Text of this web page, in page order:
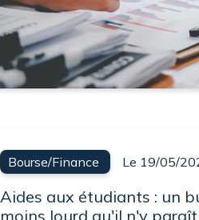
Bourse/Finance Le 19/05/
Aides aux étudiants : un
moins lourd qu'il n'y paraît